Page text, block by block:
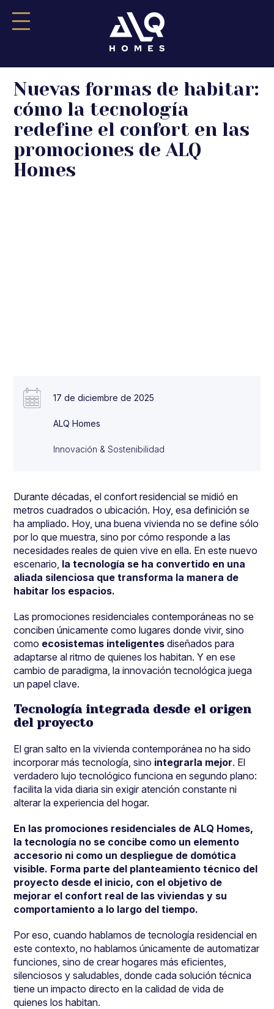
contenido
Nuevas formas de habitar:
cómo la tecnología
redefine el confort en las
promociones de ALQ
Homes
17 de diciembre de 2025
ALQ Homes
Innovación & Sostenibilidad
Durante décadas, el confort residencial se midió en
metros cuadrados o ubicación. Hoy, esa definición se
ha ampliado. Hoy, una buena vivienda no se define sólo
por lo que muestra, sino por cómo responde a las
necesidades reales de quien vive en ella. En este nuevo
escenario, la tecnología se ha convertido en una
aliada silenciosa que transforma la manera de
habitar los espacios.
Las promociones residenciales contemporáneas no se
conciben únicamente como lugares donde vivir, sino
como ecosistemas inteligentes diseñados para
adaptarse al ritmo de quienes los habitan. Y en ese
cambio de paradigma, la innovación tecnológica juega
un papel clave.
Tecnología integrada desde el origen
del proyecto
El gran salto en la vivienda contemporánea no ha sido
incorporar más tecnología, sino integrarla mejor. El
verdadero lujo tecnológico funciona en segundo plano:
facilita la vida diaria sin exigir atención constante ni
alterar la experiencia del hogar.
En las promociones residenciales de ALQ Homes,
la tecnología no se concibe como un elemento
accesorio ni como un despliegue de domótica
visible. Forma parte del planteamiento técnico del
proyecto desde el inicio, con el objetivo de
mejorar el confort real de las viviendas y su
comportamiento a lo largo del tiempo.
Por eso, cuando hablamos de tecnología residencial en
este contexto, no hablamos únicamente de automatizar
funciones, sino de crear hogares más eficientes,
silenciosos y saludables, donde cada solución técnica
tiene un impacto directo en la calidad de vida de
quienes los habitan.